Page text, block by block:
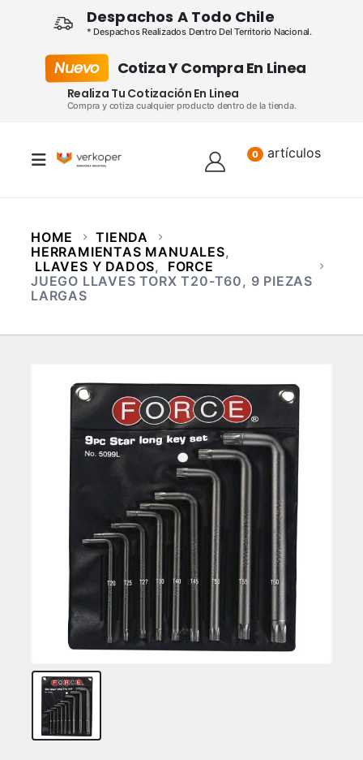
Despachos A Todo Chile
* Despachos Realizados Dentro Del Territorio Nacional.
Nuevo Cotiza Y Compra En Linea
Realiza Tu Cotización En Linea
Compra y cotiza cualquier producto dentro de la tienda.
0 artículos
HOME
TIENDA
HERRAMIENTAS MANUALES,
LLAVES Y DADOS,
FORCE
JUEGO LLAVES TORX T20-T60, 9 PIEZAS
LARGAS